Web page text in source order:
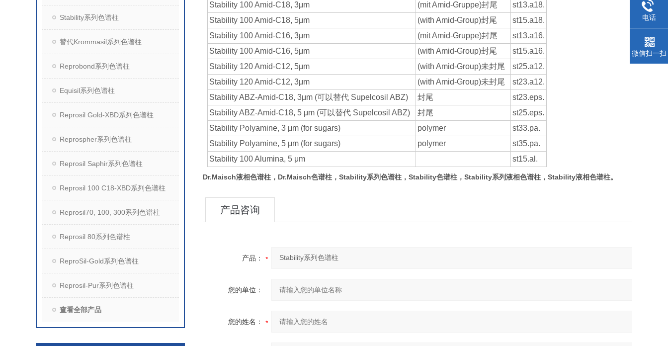
Stability系列色谱柱
替代Krommasil系列色谱柱
Reprobond系列色谱柱
Equisil系列色谱柱
Reprosil Gold-XBD系列色谱柱
Reprospher系列色谱柱
Reprosil Saphir系列色谱柱
Reprosil 100 C18-XBD系列色谱柱
Reprosil70, 100, 300系列色谱柱
Reprosil 80系列色谱柱
ReproSil-Gold系列色谱柱
Reprosil-Pur系列色谱柱
查看全部产品
Stability 100 Amid-C18, 3μm
(mit Amid-Gruppe)封尾
st13.a18.
Stability 100 Amid-C18, 5μm
(with Amid-Group)封尾
st15.a18.
Stability 100 Amid-C16, 3μm
(mit Amid-Gruppe)封尾
st13.a16.
Stability 100 Amid-C16, 5μm
(with Amid-Group)封尾
st15.a16.
Stability 120 Amid-C12, 5μm
(with Amid-Group)未封尾
st25.a12.
Stability 120 Amid-C12, 3μm
(with Amid-Group)未封尾
st23.a12.
Stability ABZ-Amid-C18, 3μm (可以替代 Supelcosil ABZ)
封尾
st23.eps.
Stability ABZ-Amid-C18, 5 μm (可以替代 Supelcosil ABZ)
封尾
st25.eps.
Stability Polyamine, 3 μm (for sugars)
polymer
st33.pa.
Stability Polyamine, 5 μm (for sugars)
polymer
st35.pa.
Stability 100 Alumina, 5 μm
st15.al.
Dr.Maisch液相色谱柱， Dr.Maisch色谱柱， Stability系列色谱柱 ，Stability色谱柱， Stability系列液相色谱柱，Stability液相色谱柱。
产品咨询
产品：
您的单位：
您的姓名：
电话
微信扫一扫